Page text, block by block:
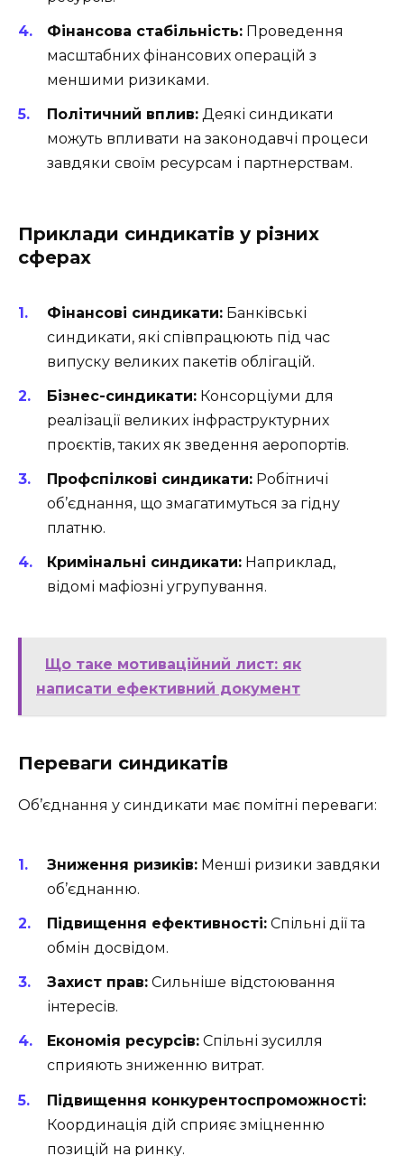
Фінансова стабільність: Проведення
масштабних фінансових операцій з
меншими ризиками.
Політичний вплив: Деякі синдикати
можуть впливати на законодавчі процеси
завдяки своїм ресурсам і партнерствам.
Приклади синдикатів у різних
сферах
Фінансові синдикати: Банківські
синдикати, які співпрацюють під час
випуску великих пакетів облігацій.
Бізнес-синдикати: Консорціуми для
реалізації великих інфраструктурних
проєктів, таких як зведення аеропортів.
Профспілкові синдикати: Робітничі
об’єднання, що змагатимуться за гідну
платню.
Кримінальні синдикати: Наприклад,
відомі мафіозні угрупування.
Що таке мотиваційний лист: як
написати ефективний документ
Переваги синдикатів
Об’єднання у синдикати має помітні переваги:
Зниження ризиків: Менші ризики завдяки
об’єднанню.
Підвищення ефективності: Спільні дії та
обмін досвідом.
Захист прав: Сильніше відстоювання
інтересів.
Економія ресурсів: Спільні зусилля
сприяють зниженню витрат.
Підвищення конкурентоспроможності:
Координація дій сприяє зміцненню
позицій на ринку.